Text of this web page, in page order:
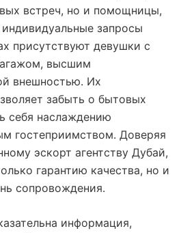
встреч, но и помощницы,
запросы
присутствуют девушки с
высшим
внешностью. Их
забыть о бытовых
себя наслаждению
гостеприимством. Доверяя
эскорт агентству Дубай,
гарантию качества, но и
сопровождения.
информация,